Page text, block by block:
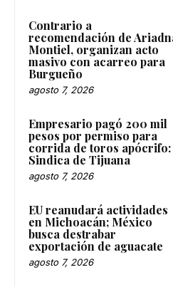
Contrario a
recomendación de
Montiel, organizan acto
masivo con acarreo para
Burgueño
agosto 7, 2026
Empresario pagó 200 mil
pesos por permiso para
corrida de toros apócrifo:
Sindica de Tijuana
agosto 7, 2026
EU reanudará actividades
en Michoacán; México
busca destrabar
exportación de aguacate
agosto 7, 2026